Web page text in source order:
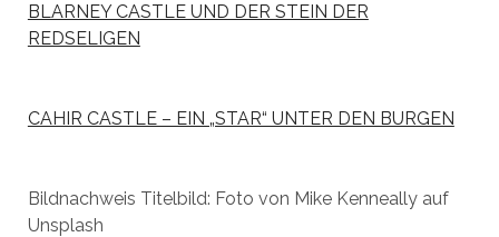
BLARNEY CASTLE UND DER STEIN DER
REDSELIGEN
CAHIR CASTLE – EIN „STAR“ UNTER DEN BURGEN
Bildnachweis Titelbild: Foto von Mike Kenneally auf
Unsplash